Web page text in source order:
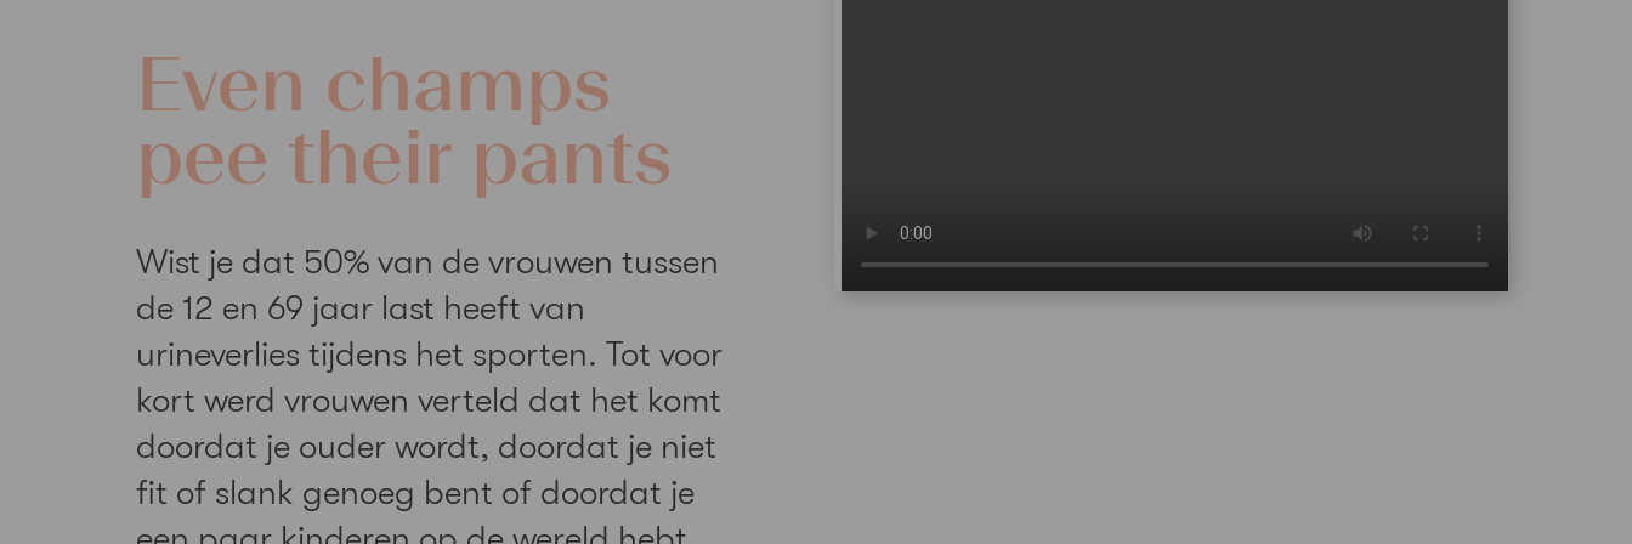
Even champs
pee their pants
Wist je dat 50% van de vrouwen tussen
de 12 en 69 jaar last heeft van
urineverlies tijdens het sporten. Tot voor
kort werd vrouwen verteld dat het komt
doordat je ouder wordt, doordat je niet
fit of slank genoeg bent of doordat je